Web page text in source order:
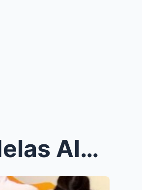
Walang Pagtanggi! Ai-Ai delas Alas Nagpaliwanag sa...